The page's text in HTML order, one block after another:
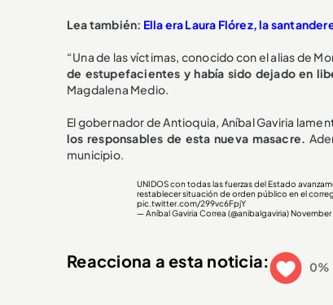
Lea también: Ella era Laura Flórez, la
“Una de las víctimas, conocido con el alias de
de estupefacientes y había sido dejado en
Magdalena Medio.
El gobernador de Antioquia, Aníbal Gaviria
los responsables de esta nueva masacre.
municipio.
UNIDOS con todas las fuerzas del Estado
restablecer situación de orden público en el
pic.twitter.com/299vc6FpjY
— Aníbal Gaviria Correa (@anibalgaviria)November
Reacciona a esta noticia: 0%